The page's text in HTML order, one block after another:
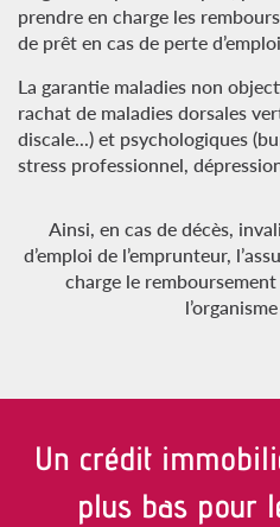
prendre en charge les
de prêt en cas de perte
La garantie maladies non
rachat de maladies dorsales
discale...) et psychologiques
stress professionnel,
Ainsi, en cas de décès,
d’emploi de l’emprunteur,
charge le
Un crédit
plus bas pour